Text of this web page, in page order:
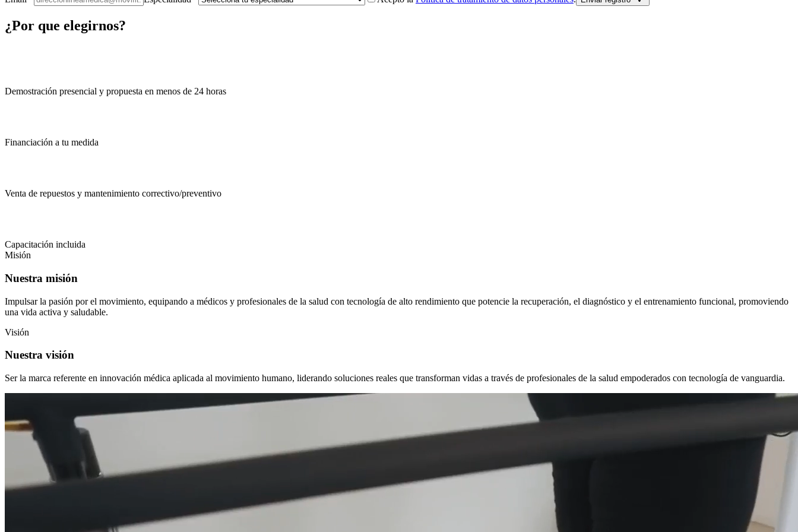
¿Por que elegirnos?
Demostración presencial y propuesta en menos de 24 horas
Financiación a tu medida
Venta de repuestos y mantenimiento correctivo/preventivo
Capacitación incluida
Misión
Nuestra misión
Impulsar la pasión por el movimiento, equipando a médicos y profesionales de la salud con tecnología de alto rendimiento que potencie la recuperación, el diagnóstico y el entrenamiento funcional, promoviendo
una vida activa y saludable.
Visión
Nuestra visión
Ser la marca referente en innovación médica aplicada al movimiento humano, liderando soluciones reales que transforman vidas a través de profesionales de la salud empoderados con tecnología de vanguardia.